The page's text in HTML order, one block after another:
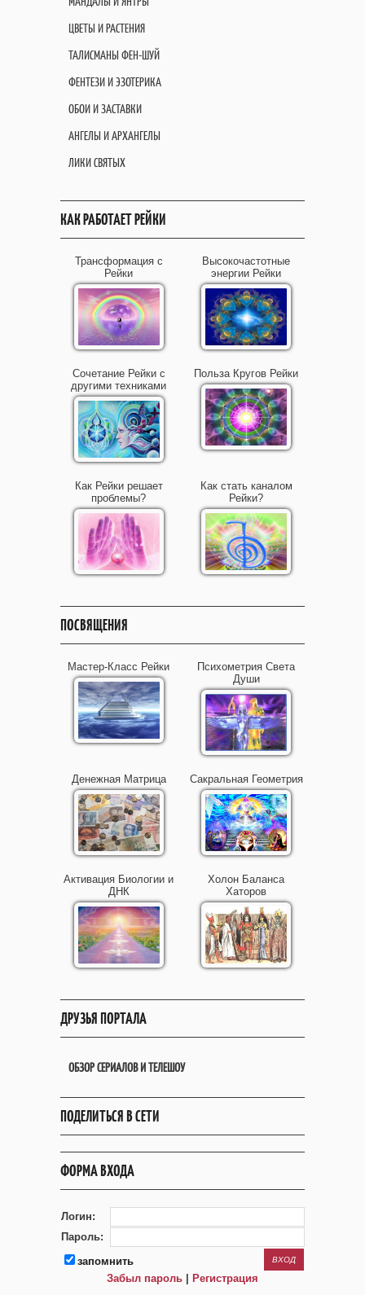
ЦВЕТЫ И РАСТЕНИЯ
ТАЛИСМАНЫ ФЕН-ШУЙ
ФЕНТЕЗИ И ЭЗОТЕРИКА
ОБОИ И ЗАСТАВКИ
АНГЕЛЫ И АРХАНГЕЛЫ
ЛИКИ СВЯТЫХ
КАК РАБОТАЕТ РЕЙКИ
Трансформация с
Рейки
Высокочастотные
энергии Рейки
Сочетание Рейки с
другими техниками
Польза Кругов Рейки
Как Рейки решает
проблемы?
Как стать каналом
Рейки?
ПОСВЯЩЕНИЯ
Мастер-Класс Рейки
Психометрия Света
Души
Денежная Матрица Сакральная Геометрия
Активация Биологии и
ДНК
Холон Баланса
Хаторов
ДРУЗЬЯ ПОРТАЛА
ОБЗОР СЕРИАЛОВ И ТЕЛЕШОУ
ПОДЕЛИТЬСЯ В СЕТИ
ФОРМА ВХОДА
Логин:
Пароль:
запомнить
Забыл пароль | Регистрация